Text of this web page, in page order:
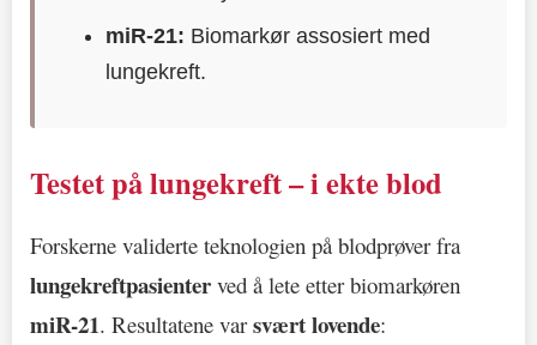
miR-21: Biomarkør assosiert med
lungekreft.
Testet på lungekreft – i ekte blod
Forskerne validerte teknologien på blodprøver fra
lungekreftpasienter ved å lete etter biomarkøren
miR-21. Resultatene varsvært lovende: